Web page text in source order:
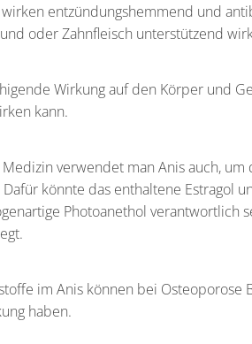
entzündungshemmend und
oder Zahnfleisch unterstützend
Wirkung auf den Körper und
kann.
verwendet man Anis auch,
könnte das enthaltene Estragol
Photoanethol verantwortlich
im Anis können bei Osteoporose
haben.